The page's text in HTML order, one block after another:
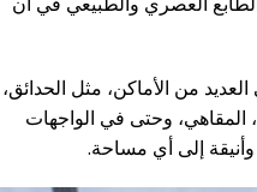
من الأماكن، مثل الحدائق،
المقاهي، وحتى في الواجهات
إلى أي مساحة.